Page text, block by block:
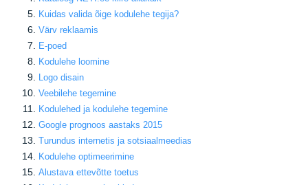
Kuidas valida õige kodulehe tegija?
Värv reklaamis
E-poed
Kodulehe loomine
Logo disain
Veebilehe tegemine
Kodulehed ja kodulehe tegemine
Google prognoos aastaks 2015
Turundus internetis ja sotsiaalmeedias
Kodulehe optimeerimine
Alustava ettevõtte toetus